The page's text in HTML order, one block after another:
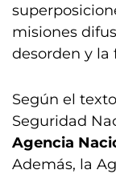
misiones
desorden y la
Según el
Seguridad
Agencia
Además, la